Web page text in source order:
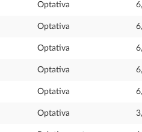
Optativa
Optativa
Optativa
Optativa
Optativa
Optativa